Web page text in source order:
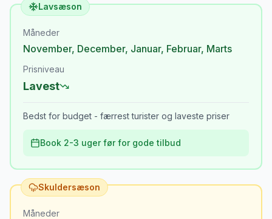
Lavsæson
Måneder
November, December, Januar, Februar, Marts
Prisniveau
Lavest
Bedst for budget - færrest turister og laveste priser
Book 2-3 uger før for gode tilbud
Skuldersæson
Måneder